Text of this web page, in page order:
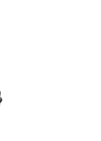
DETAILS